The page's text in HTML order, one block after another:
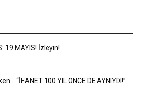
19 MAYIS! İzleyin!
“İHANET 100 YIL ÖNCE DE AYNIYDI!”